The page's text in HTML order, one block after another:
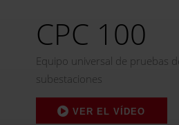
CPC 100
Equipo universal de pruebas
subestaciones
VER EL VÍDEO